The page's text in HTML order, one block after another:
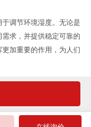
调节环境湿度。无论是
求，并提供稳定可靠的
加重要的作用，为人们